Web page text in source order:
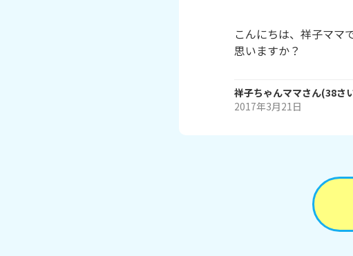
こんにちは、祥子ママ
思いますか？
祥子ちゃんママさん(38さ
2017年3月21日